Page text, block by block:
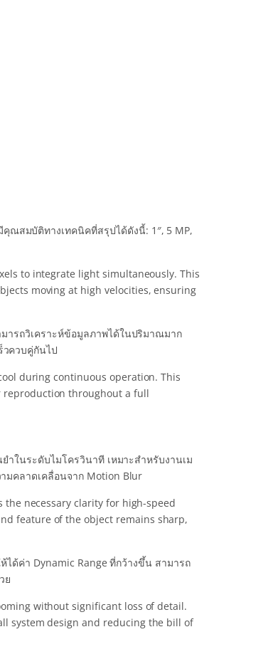
สมบัติทางเทคนิคที่สรุปได้ดังนี้: 1″, 5 MP,
to integrate light simultaneously. This
moving at high velocities, ensuring
ารถวิเคราะห์ข้อมูลภาพได้ในปริมาณมาก
วควบคู่กันไป
during continuous operation. This
reproduction throughout a full
ำในระดับไมโครวินาที เหมาะสำหรับงานเม
มคลาดเคลื่อนจาก Motion Blur
necessary clarity for high-speed
feature of the object remains sharp,
ได้ค่า Dynamic Range ที่กว้างขึ้น สามารถ
ย
without significant loss of detail.
system design and reducing the bill of